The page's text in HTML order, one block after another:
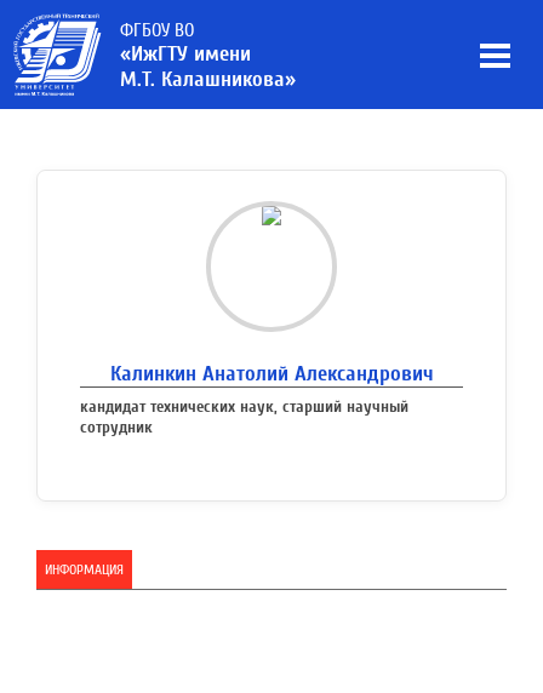
ФГБОУ ВО
«ИжГТУ имени
М.Т. Калашникова»
Калинкин Анатолий Александрович
кандидат технических наук, старший научный
сотрудник
ИНФОРМАЦИЯ